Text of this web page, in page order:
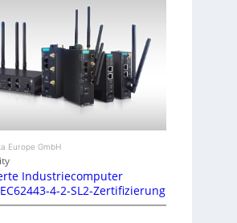
Europe GmbH
Industriecomputer
4-2-SL2-Zertifizierung